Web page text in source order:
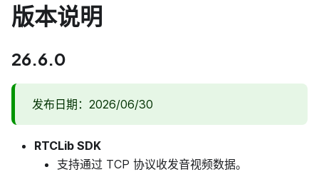
版本说明
26.6.0
发布日期：2026/06/30
RTCLib SDK
支持通过 TCP 协议收发音视频数据。